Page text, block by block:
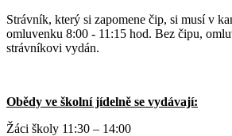
Strávník, který si zapomene čip, si musí v
omluvenku 8:00 - 11:15 hod. Bez čipu,
strávníkovi vydán.
Obědy ve školní jídelně se vydávají:
Žáci školy 11:30 – 14:00